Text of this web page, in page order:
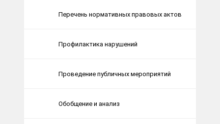
Перечень нормативных правовых актов
Профилактика нарушений
Проведение публичных мероприятий
Обобщение и анализ